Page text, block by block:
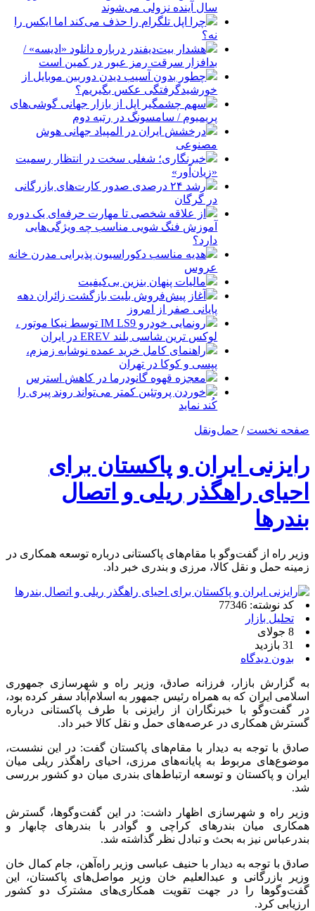
سال آینده نزولی می‌شوند
چرا اپل تلگرام را حذف می‌کند اما ایکس را
نه؟
هشدار بیت‌دیفندر درباره دانلود «ادیسه» /
بدافزار سرقت رمز عبور در کمین است
چطور بدون آسیب دیدن دوربین موبایل از
خورشیدگرفتگی عکس بگیریم؟
سهم چشمگیر اپل از بازار جهانی گوشی‌های
پریمیوم / سامسونگ در رتبه دوم
درخشش ایران در المپیاد جهانی هوش
مصنوعی
خبرنگاری؛ شغلی سخت در انتظار رسمیت
«زیان‌آور»
رشد ۲۴ درصدی صدور کارت‌های بازرگانی
در گرگان
از علاقه شخصی تا مهارت حرفه‌ای یک دوره
آموزش فنگ شویی مناسب چه ویژگی‌هایی
دارد؟
هدیه مناسب دکوراسیون پذیرایی مدرن خانه
عروس
مالیات پنهان بنزین بی‌کیفیت
آغاز پیش‌فروش بلیت بازگشت زائران دهه
پایانی صفر از امروز
رونمایی خودرو IM LS9 توسط نیکا موتور ،
لوکس ترین شاسی بلند EREV در ایران
راهنمای کامل خرید عمده نوشابه زمزم،
پپسی و کوکا در تهران
معجزه قهوه گانودرما در کاهش استرس
خوردن پروتئین کمتر می‌تواند روند پیری را
کُند نماید
صفحه نخست / حمل‌و‌نقل
رایزنی ایران و پاکستان برای
احیای راهگذر ریلی و اتصال
بندرها
وزیر راه از گفت‌وگو با مقام‌های پاکستانی درباره توسعه همکاری‌ در
زمینه حمل‌ و نقل‌ کالا، مرزی و بندری خبر داد.
کد نوشته: 77346
تحلیل بازار
8 جولای
31 بازدید
بدون دیدگاه
به گزارش بازار، فرزانه صادق، وزیر راه و شهرسازی جمهوری
اسلامی ایران که به همراه رئیس‌ جمهور به اسلام‌آباد سفر کرده بود،
در گفت‌وگو با خبرنگاران از رایزنی با طرف پاکستانی درباره
گسترش همکاری‌ در عرصه‌های حمل‌ و نقل کالا خبر داد.
صادق با توجه به دیدار با مقام‌های پاکستان گفت: در این نشست،
موضوع‌های مربوط به پایانه‌های مرزی، احیای راهگذر ریلی میان
ایران و پاکستان و توسعه ارتباط‌های بندری میان دو کشور بررسی
شد.
وزیر راه و شهرسازی اظهار داشت: در این گفت‌وگوها، گسترش
همکاری میان بندرهای کراچی و گوادر با بندرهای چابهار و
بندرعباس نیز به بحث و تبادل نظر گذاشته شد.
صادق با توجه به دیدار با حنیف عباسی وزیر راه‌آهن، جام کمال خان
وزیر بازرگانی و عبدالعلیم خان وزیر مواصل‌های پاکستان، این
گفت‌وگوها را در جهت تقویت همکاری‌های مشترک دو کشور
ارزیابی کرد.